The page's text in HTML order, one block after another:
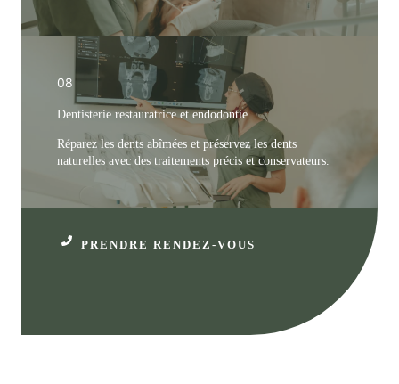
08
Dentisterie restauratrice et endodontie
Réparez les dents abîmées et préservez les dents
naturelles avec des traitements précis et conservateurs.
PRENDRE RENDEZ-VOUS